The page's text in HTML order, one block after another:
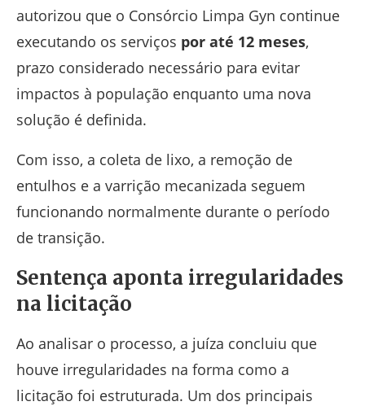
autorizou que o Consórcio Limpa Gyn continue
executando os serviços por até 12 meses,
prazo considerado necessário para evitar
impactos à população enquanto uma nova
solução é definida.
Com isso, a coleta de lixo, a remoção de
entulhos e a varrição mecanizada seguem
funcionando normalmente durante o período
de transição.
Sentença aponta irregularidades
na licitação
Ao analisar o processo, a juíza concluiu que
houve irregularidades na forma como a
licitação foi estruturada. Um dos principais